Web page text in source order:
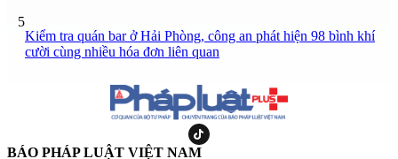
5
Kiểm tra quán bar ở Hải Phòng, công an phát hiện 98 bình khí
cười cùng nhiều hóa đơn liên quan
BÁO PHÁP LUẬT VIỆT NAM